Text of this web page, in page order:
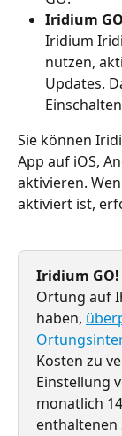
Iridium
Iridium
nutzen,
Updates.
Sie können
App auf iOS,
aktivieren.
aktiviert ist,
Iridium
Ortung auf
haben,
Kosten zu
Einstellung
monatlich
enthaltenen